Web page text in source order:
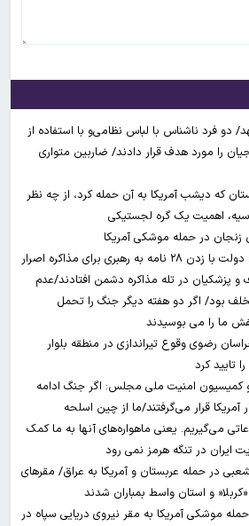
دو فرد ناشناس با لباس نظامی‌و با استفاده از
را مورد هدف قرار دادند/ ضاربین متواری
که دیشب آمریکا به آن حمله کرد، از چه نظر
اهمیت یک گره لجستیکی
ابوترابی، نماینده مجلس: دولت با زدن ۲۸ نامه به رهبری برای مذاکره اصرار
و پزشکیان در تله مذاکره دشمن افتادند/عدم
بود/ اگر دو هفته دیگر جنگ را تحمل
ما را می بوسیدند
رضوی وقوع تیراندازی در منطقه بلوار
کمیسیون امنیت ملی مجلس: اگر جنگ ادامه
آمریکا قرار می‌گرفتند/ما از چین اسلحه
می‌گیریم. یعنی ماهواره‌های آنها به ما کمک
ایران در تنگه هرمز نمی رود
الشعبی در حمله عربستان و آمریکا به عراق/ مقرهای
و استان واسط بمباران شدند
موشکی آمریکا به مقر نیروی دریایی سپاه در